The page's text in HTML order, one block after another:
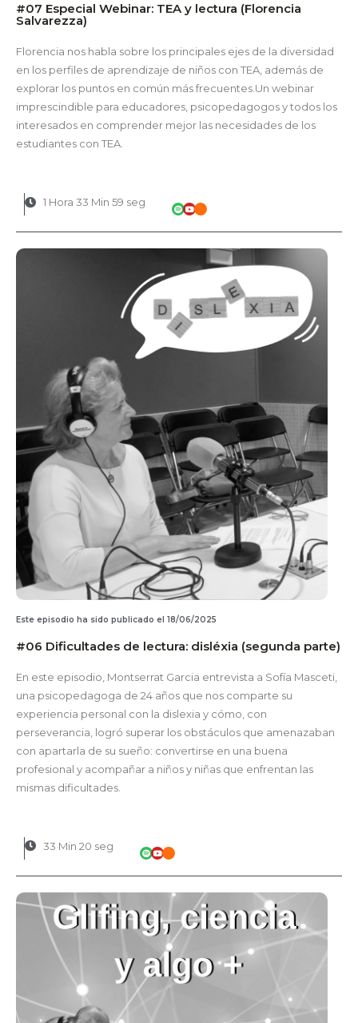
#07 Especial Webinar: TEA y lectura (Florencia
Salvarezza)
Florencia nos habla sobre los principales ejes de la diversidad
en los perfiles de aprendizaje de niños con TEA, además de
explorar los puntos en común más frecuentes.Un webinar
imprescindible para educadores, psicopedagogos y todos los
interesados en comprender mejor las necesidades de los
estudiantes con TEA.
1 Hora 33 Min 59 seg
Este episodio ha sido publicado el 18/06/2025
#06 Dificultades de lectura: disléxia (segunda parte)
En este episodio, Montserrat Garcia entrevista a Sofía Masceti,
una psicopedagoga de 24 años que nos comparte su
experiencia personal con la dislexia y cómo, con
perseverancia, logró superar los obstáculos que amenazaban
con apartarla de su sueño: convertirse en una buena
profesional y acompañar a niños y niñas que enfrentan las
mismas dificultades.
33 Min 20 seg